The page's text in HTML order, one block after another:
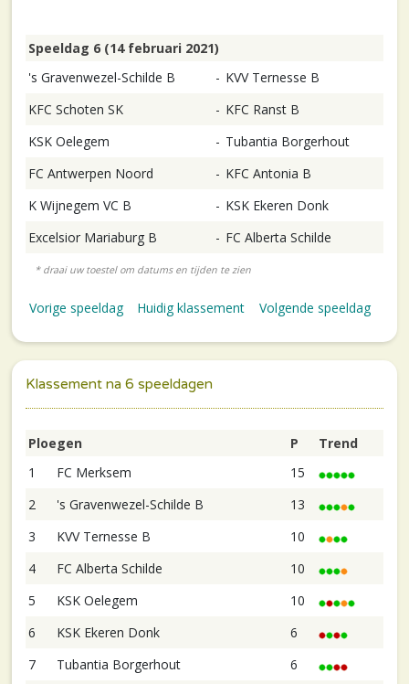
Speeldag 6 (14 februari 2021)
's Gravenwezel-Schilde B
- KVV Ternesse B
KFC Schoten SK
- KFC Ranst B
KSK Oelegem
- Tubantia Borgerhout
FC Antwerpen Noord
- KFC Antonia B
K Wijnegem VC B
- KSK Ekeren Donk
Excelsior Mariaburg B
- FC Alberta Schilde
Vorige speeldag Huidig klassement Volgende speeldag
Klassement na 6 speeldagen
Ploegen P
Trend
1
FC Merksem
15
2
's Gravenwezel-Schilde B
13
3
KVV Ternesse B
10
4
FC Alberta Schilde
10
5
KSK Oelegem
10
6
KSK Ekeren Donk
6
7
Tubantia Borgerhout
6